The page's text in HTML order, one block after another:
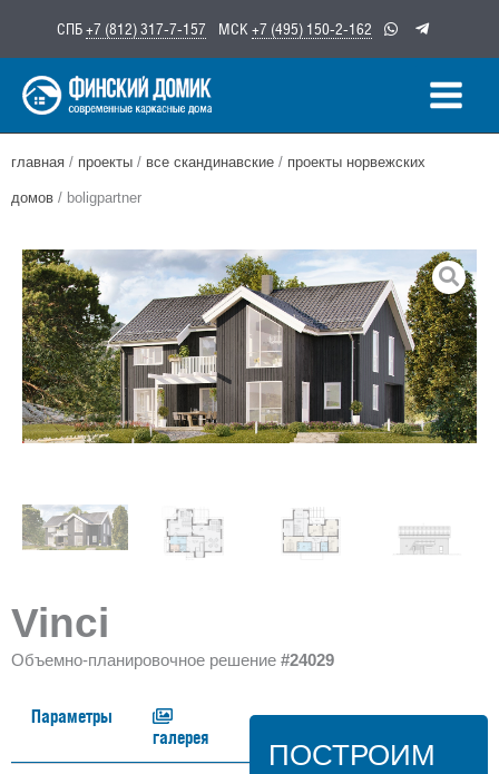
содержимому
СПБ+7 (812) 317-7-157 МСК +7 (495) 150-2-162
главная / проекты / все скандинавские / проекты норвежских
домов / boligpartner
Vinci
Объемно-планировочное решение #24029
Параметры
галерея
ПОСТРОИМ